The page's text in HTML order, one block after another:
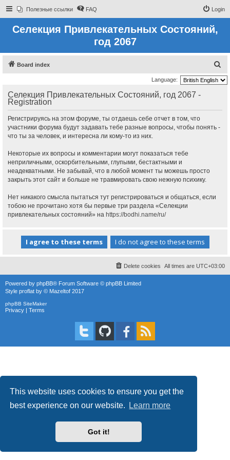
This website uses cookies to ensure you get the
best experience on our website.
Learn more
Got it!
Полезные ссылки FAQ Login
Селекция Привлекательных Состояний,
год 2067
Board index
e
Language:
Селекция Привлекательных Состояний, год 2067 -
Registration
Регистрируясь на этом форуме, ты отдаешь себе отчет в том, что
участники форума будут задавать тебе разные вопросы, чтобы понять -
что ты за человек, и интересна ли кому-то из них.
Некоторые их вопросы и комментарии могут показаться тебе
неприличными, оскорбительными, глупыми, бестактными и
неадекватными. Не забывай, что в любой момент ты можешь просто
закрыть этот сайт и больше не травмировать свою нежную психику.
Нет никакого смысла пытаться тут регистрироваться и общаться, если
тобою не прочитано хотя бы первые три раздела «Селекции
привлекательных состояний» на https://bodhi.name/ru/
All times are UTC+03:00
Delete cookies
Powered by phpBB® Forum Software © phpBB Limited
Style proflat by © Mazeltof 2017
phpBB SiteMaker
Privacy | Terms